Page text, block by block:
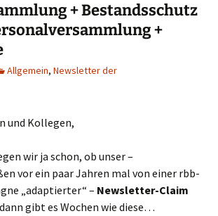
+ Bestandsschutz
+
Allgemein, Newsletter der
und Kollegen,
wir ja schon, ob unser –
vor ein paar Jahren mal von einer rbb-
„adaptierter“ – Newsletter-Claim
gibt es Wochen wie diese…